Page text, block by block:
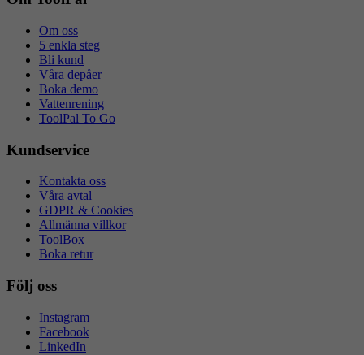
Om oss
5 enkla steg
Bli kund
Våra depåer
Boka demo
Vattenrening
ToolPal To Go
Kundservice
Kontakta oss
Våra avtal
GDPR & Cookies
Allmänna villkor
ToolBox
Boka retur
Följ oss
Instagram
Facebook
LinkedIn